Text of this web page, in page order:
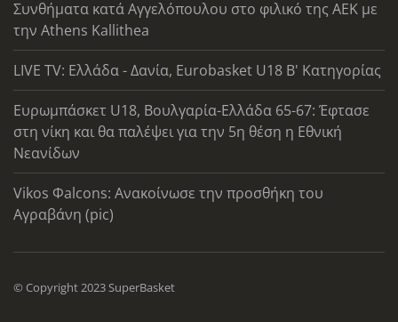
Συνθήματα κατά Αγγελόπουλου στο φιλικό της ΑΕΚ με
την Athens Kallithea
LIVE TV: Ελλάδα - Δανία, Eurobasket U18 Β' Κατηγορίας
Ευρωμπάσκετ U18, Βουλγαρία-Ελλάδα 65-67: Έφτασε
στη νίκη και θα παλέψει για την 5η θέση η Εθνική
Νεανίδων
Vikos Φalcons: Ανακοίνωσε την προσθήκη του
Αγραβάνη (pic)
© Copyright 2023 SuperBasket